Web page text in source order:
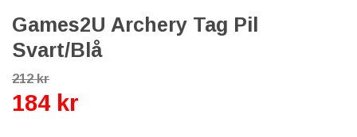
Games2U Archery Tag Pil
Svart/Blå
212 kr
184 kr